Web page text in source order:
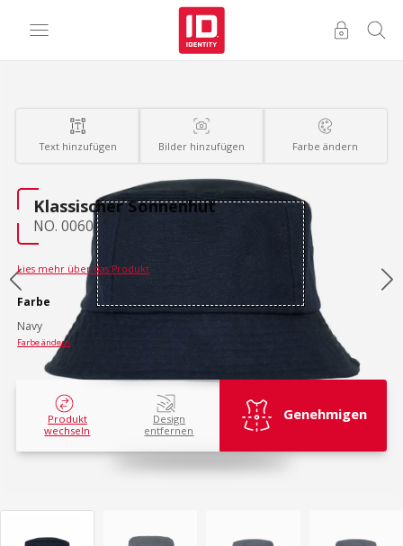
Klassischer Sonnenhut
NO. 0060
Lies mehr über das Produkt
Farbe
Navy
Farbe ändern
Text hinzufügen Bilder hinzufügen Farbe ändern
Produkt
wechseln
Design
entfernen
Genehmigen